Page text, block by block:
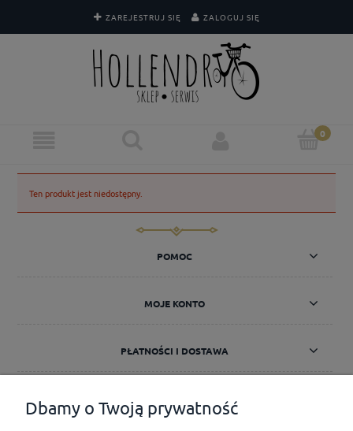
ZAREJESTRUJ SIĘ ZALOGUJ SIĘ
Ten produkt jest niedostępny.
POMOC
MOJE KONTO
PŁATNOŚCI I DOSTAWA
Dbamy o Twoją prywatność